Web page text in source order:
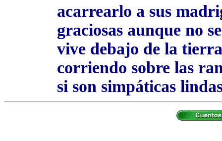
acarrearlo a sus
graciosas aunque no
vive debajo de la
corriendo sobre las
si son simpáticas